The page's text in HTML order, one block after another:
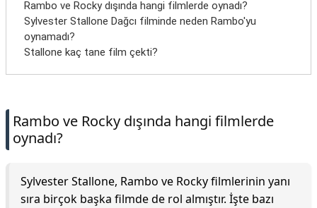
Rambo ve Rocky dışında hangi filmlerde oynadı?
Sylvester Stallone Dağcı filminde neden Rambo'yu
oynamadı?
Stallone kaç tane film çekti?
Rambo ve Rocky dışında hangi filmlerde
oynadı?
Sylvester Stallone, Rambo ve Rocky filmlerinin yanı
sıra birçok başka filmde de rol almıştır. İşte bazı